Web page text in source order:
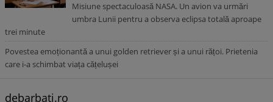
Misiune spectaculoasă NASA. Un avion va urmări
umbra Lunii pentru a observa eclipsa totală aproape
trei minute
Povestea emoționantă a unui golden retriever și a unui rățoi. Prietenia
care i-a schimbat viața cățelușei
debarbati.ro